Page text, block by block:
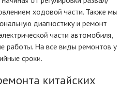
ходовой части. Также мы
диагностику и ремонт
части автомобиля,
работы. На все виды ремонтов у
сроки.
китайских